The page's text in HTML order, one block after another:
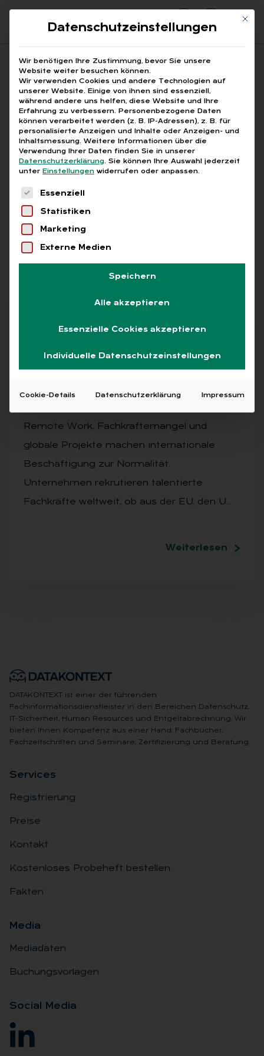
Suchfeld
Suchen
Breadcrumb-Navigation
STARTSEITE INTERNATIONALE PAYROLL
Alle Bei­trä­ge mit dem
Schlag­wort „in­ter­na­tio­
na­le Pay­roll“
Alle Free Abo L+G +
AUSGABE 3/2026
Sys­tem
Remote Work, Fachkräftemangel und
globale Projekte machen internationale
Beschäftigung zur Normalität.
Unternehmen rekrutieren talentierte
Fachkräfte weltweit, ob aus der EU, den U…
Weiterlesen
DATAKONTEXT ist einer der führenden
Fachinformationsdienstleister in den Bereichen Datenschutz,
IT-Sicherheit, Human Resources und Entgeltabrechnung. Wir
bieten Ihnen Kompetenz aus einer Hand: Fachbücher,
Fachzeitschriften und Seminare, Zertifizierung und Beratung.
Ser­vices
Registrierung
Preise
Kontakt
Kostenloses Probeheft bestellen
Fakten
Me­dia
Mediadaten
Buchungsvorlagen
So­ci­al Me­dia
Mit
Datenschutzeinstellungen
Wir benötigen Ihre Zustimmung, bevor Sie unsere
Website weiter besuchen können.
Wir verwenden Cookies und andere Technologien auf
unserer Website. Einige von ihnen sind essenziell,
während andere uns helfen, diese Website und Ihre
Erfahrung zu verbessern. Personenbezogene Daten
können verarbeitet werden (z. B. IP-Adressen), z. B. für
personalisierte Anzeigen und Inhalte oder Anzeigen- und
Inhaltsmessung. Weitere Informationen über die
Verwendung Ihrer Daten finden Sie in unserer
Datenschutzerklärung. Sie können Ihre Auswahl jederzeit
unter Einstellungen widerrufen oder anpassen.
Es folgt eine Liste der Service-Gruppen, für
Essenziell
Statistiken
Marketing
Externe Medien
Speichern
Alle akzeptieren
Essenzielle Cookies akzeptieren
Individuelle Datenschutzeinstellungen
Cookie-Details Datenschutzerklärung Impressum